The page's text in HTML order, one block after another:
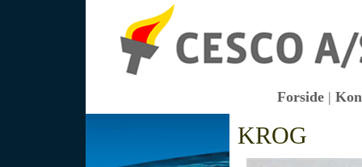
Forside |
KROG